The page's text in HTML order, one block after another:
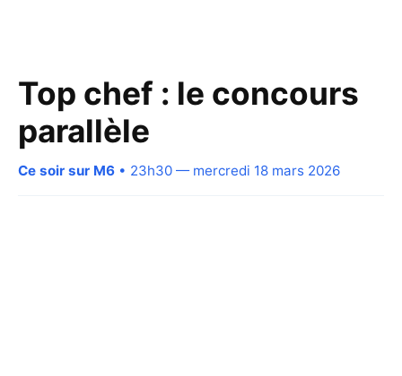
Top chef : le concours
parallèle
Ce soir sur M6 • 23h30 — mercredi 18 mars 2026